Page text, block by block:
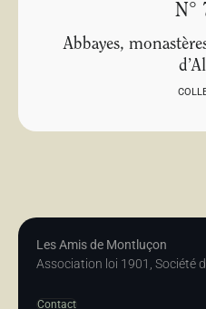
N°
Abbayes,
Les Amis de Montluçon
Association loi 1901, Société
Contact